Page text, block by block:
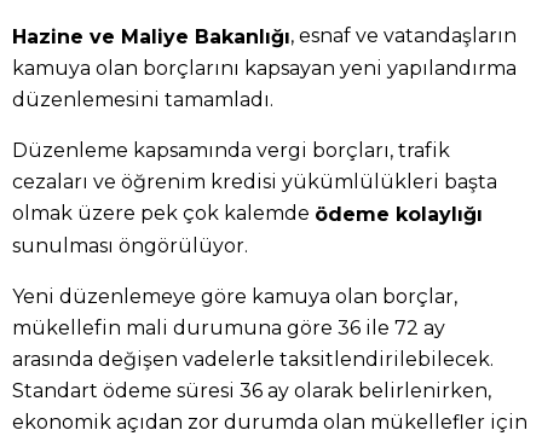
Hazine ve Maliye Bakanlığı, esnaf ve vatandaşların
kamuya olan borçlarını kapsayan yeni yapılandırma
düzenlemesini tamamladı.
Düzenleme kapsamında vergi borçları, trafik
cezaları ve öğrenim kredisi yükümlülükleri başta
olmak üzere pek çok kalemde ödeme kolaylığı
sunulması öngörülüyor.
Yeni düzenlemeye göre kamuya olan borçlar,
mükellefin mali durumuna göre 36 ile 72 ay
arasında değişen vadelerle taksitlendirilebilecek.
Standart ödeme süresi 36 ay olarak belirlenirken,
ekonomik açıdan zor durumda olan mükellefler için